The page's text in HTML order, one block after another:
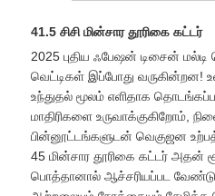
41.5 சிசி மின்சார தூரிகை கட்டர்
2025 புதிய ஃபேஷன் டிசைன் மல்டி
வெட்டிகள் இப்போது வருகின்றன!
உந்துதல் மூலம் எளிதாக
மாதிரிகளை உருவாக்குகிறோம்,
பின்னூட்டங்களுடன் வெகுஜன
45 மின்சார தூரிகை கட்டர் அதன்
பொத்தானால் ஆச்சரியப்பட